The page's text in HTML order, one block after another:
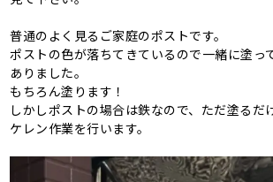
普通のよく見るご家庭のポストです。
ポストの色が落ちてきているので一緒に塗っ
ありました。
もちろん塗ります！
しかしポストの場合は鉄なので、ただ塗るだ
ケレン作業を行います。